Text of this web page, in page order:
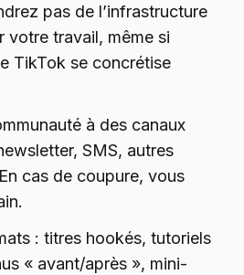
pas de l’infrastructure
votre travail, même si
TikTok se concrétise
à des canaux
SMS, autres
cas de coupure, vous
: titres hookés, tutoriels
« avant/après », mini-